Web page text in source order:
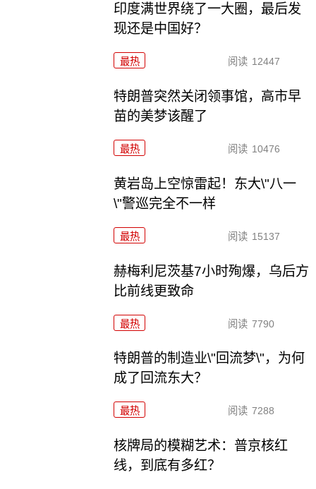
印度满世界绕了一大圈，最后发
现还是中国好？
最热 阅读 12447
特朗普突然关闭领事馆，高市早
苗的美梦该醒了
最热 阅读 10476
黄岩岛上空惊雷起！东大\"八一
\"警巡完全不一样
最热 阅读 15137
赫梅利尼茨基7小时殉爆，乌后方
比前线更致命
最热 阅读 7790
特朗普的制造业\"回流梦\"，为何
成了回流东大？
最热 阅读 7288
核牌局的模糊艺术：普京核红
线，到底有多红？